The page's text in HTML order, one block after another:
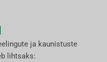
ja kaunistuste
lihtsaks: